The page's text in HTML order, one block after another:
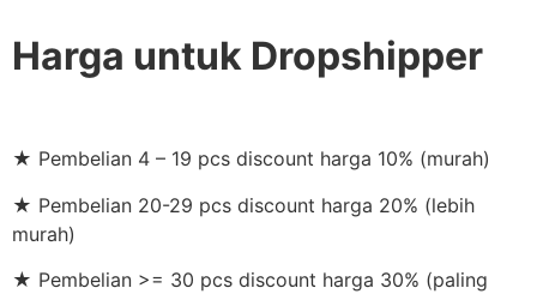
Harga untuk Dropshipper
★ Pembelian 4 – 19 pcs discount harga 10% (murah)
★ Pembelian 20-29 pcs discount harga 20% (lebih
murah)
★ Pembelian >= 30 pcs discount harga 30% (paling